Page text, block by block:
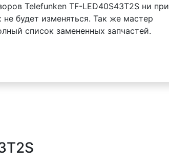
Telefunken TF-LED40S43T2S ни при
не будет изменяться. Так же мастер
список замененных запчастей.